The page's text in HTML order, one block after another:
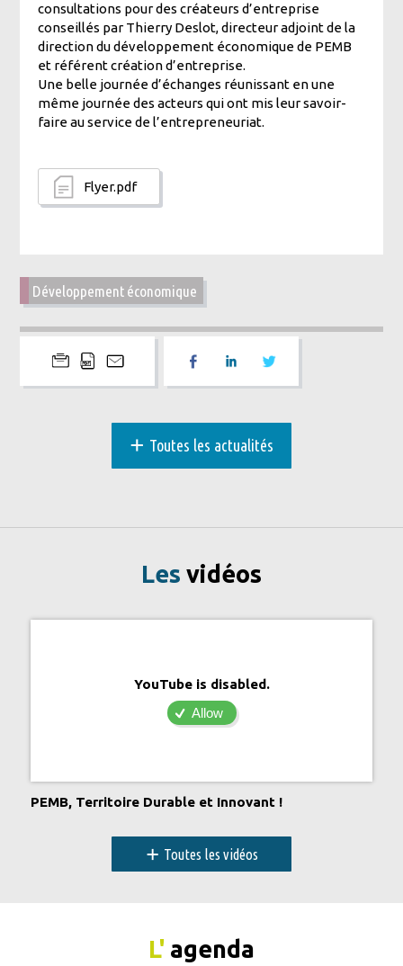
consultations pour des créateurs d’entreprise
conseillés par Thierry Deslot, directeur adjoint de la
direction du développement économique de PEMB
et référent création d’entreprise.
Une belle journée d’échanges réunissant en une
même journée des acteurs qui ont mis leur savoir-
faire au service de l’entrepreneuriat.
Flyer.pdf
Développement économique
+ Toutes les actualités
Les vidéos
YouTube is disabled.
Allow
PEMB, Territoire Durable et Innovant !
+ Toutes les vidéos
L' agenda